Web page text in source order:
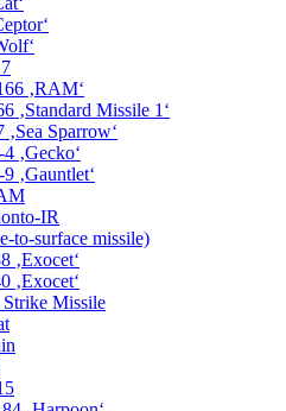
‚RAM‘
‚Standard Missile 1‘
Sparrow‘
‚Gecko‘
‚Gauntlet‘
IR
to-surface missile)
‚Exocet‘
‚Exocet‘
Missile